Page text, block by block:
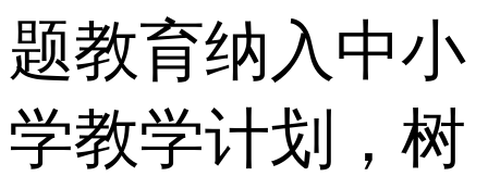
题教育纳入中小
学教学计划，树